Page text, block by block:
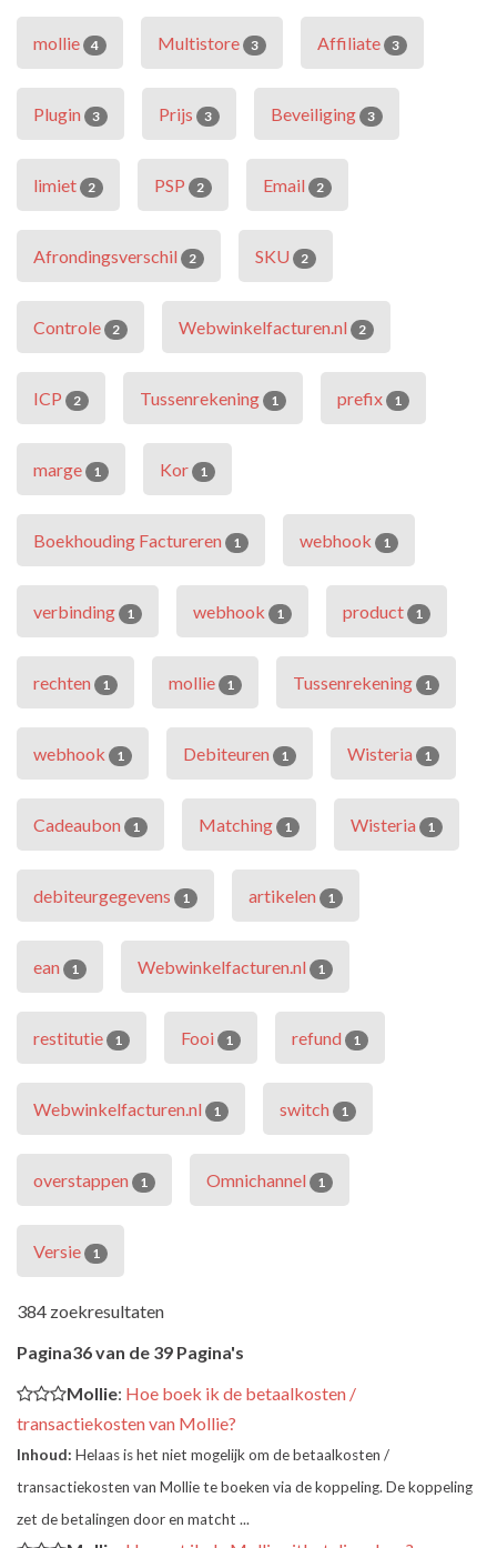
mollie 4 Multistore 3 Affiliate 3
Plugin 3 Prijs 3 Beveiliging 3
limiet 2 PSP 2 Email 2
Afrondingsverschil 2 SKU 2
Controle 2 Webwinkelfacturen.nl 2
ICP 2 Tussenrekening 1 prefix 1
marge 1 Kor 1
Boekhouding Factureren 1 webhook 1
verbinding 1 webhook 1 product 1
rechten 1 mollie 1 Tussenrekening 1
webhook 1 Debiteuren 1 Wisteria 1
Cadeaubon 1 Matching 1 Wisteria 1
debiteurgegevens 1 artikelen 1
ean 1 Webwinkelfacturen.nl 1
restitutie 1 Fooi 1 refund 1
Webwinkelfacturen.nl 1 switch 1
overstappen 1 Omnichannel 1
Versie 1
384 zoekresultaten
Pagina36 van de 39 Pagina's
Mollie: Hoe boek ik de betaalkosten /
transactiekosten van Mollie?
Inhoud: Helaas is het niet mogelijk om de betaalkosten /
transactiekosten van Mollie te boeken via de koppeling. De koppeling
zet de betalingen door en matcht ...